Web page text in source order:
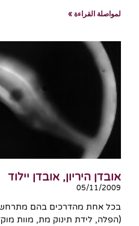
لمواصلة القراءة »
אובדן היריון, אובדן יילוד
05/11/2009
בכל אחת מהדרכים בהם מתרחש
(הפלה, לידת תינוק מת, מוות